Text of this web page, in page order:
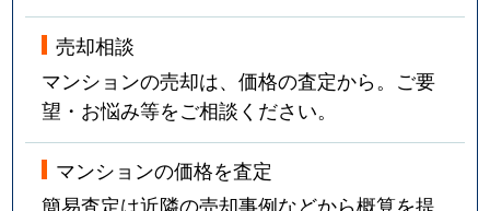
売却相談
マンションの売却は、価格の査定から。ご要
望・お悩み等をご相談ください。
マンションの価格を査定
簡易査定は近隣の売却事例などから概算を提